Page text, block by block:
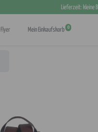
Lieferzeit: kleine
Flyer Mein Einkaufskorb 0